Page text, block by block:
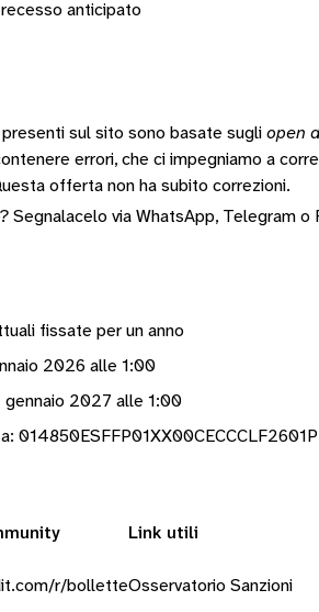
anticipato
presenti sul sito sono basate sugli open
errori, che ci impegniamo a
offerta non ha subito correzioni.
Segnalacelo via WhatsApp, Telegram o
fissate per un anno
2026 alle 1:00
gennaio 2027 alle 1:00
r/bollette
Link utili
Osservatorio Sanzioni